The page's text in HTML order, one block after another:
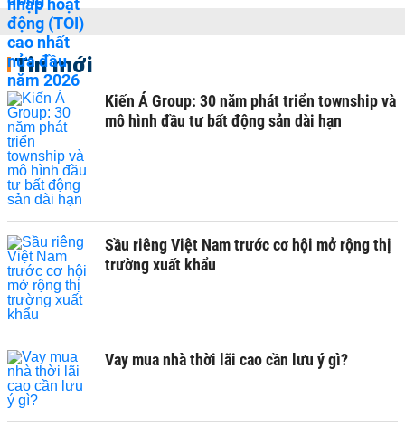
Tin mới
Kiến Á Group: 30 năm phát triển township và
mô hình đầu tư bất động sản dài hạn
Sầu riêng Việt Nam trước cơ hội mở rộng thị
trường xuất khẩu
Vay mua nhà thời lãi cao cần lưu ý gì?